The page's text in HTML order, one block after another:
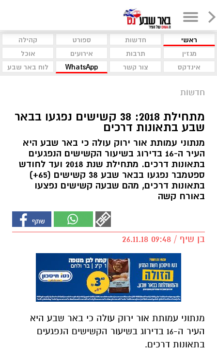
ראשי חדשות ספורט
קהילה
מגזין
תרבות אירועים
אוכל
אינדקס
צור קשר WhatsApp לוח באר שבע
חדשות
מתחילת 2018: 38 קשישים נפגעו בבאר
שבע בתאונות דרכים
מנתוני עמותת אור ירוק עולה כי באר שבע היא
העיר ה-16 בדירוג בשיעור הקשישים הנפגעים
בתאונות דרכים. מתחילת שנת 2018 ועד לחודש
ספטמבר נפגעו בבאר שבע 38 קשישים (65+)
בתאונות דרכים, מהם שבעה קשישים נפצעו
באורח קשה
בן שיף / 09:48 26.11.18
מנתוני עמותת אור ירוק עולה כי באר שבע היא
העיר ה-16 בדירוג בשיעור הקשישים הנפגעים
בתאונות דרכים.